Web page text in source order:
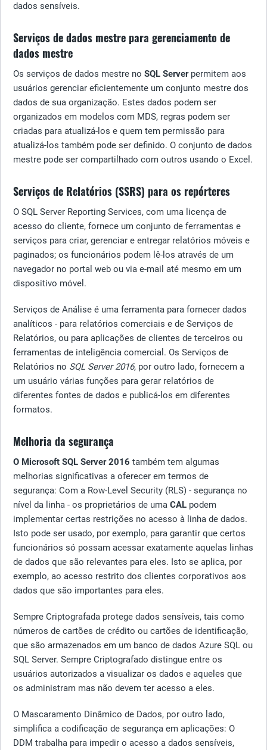
dados sensíveis.
Serviços de dados mestre para gerenciamento de
dados mestre
Os serviços de dados mestre no SQL Serverpermitem aos
usuários gerenciar eficientemente um conjunto mestre dos
dados de sua organização. Estes dados podem ser
organizados em modelos com MDS, regras podem ser
criadas para atualizá-los e quem tem permissão para
atualizá-los também pode ser definido. O conjunto de dados
mestre pode ser compartilhado com outros usando o Excel.
Serviços de Relatórios (SSRS) para os repórteres
O SQL Server Reporting Services, com uma licença de
acesso do cliente, fornece um conjunto de ferramentas e
serviços para criar, gerenciar e entregar relatórios móveis e
paginados; os funcionários podem lê-los através de um
navegador no portal web ou via e-mail até mesmo em um
dispositivo móvel.
Serviços de Análise é uma ferramenta para fornecer dados
analíticos - para relatórios comerciais e de Serviços de
Relatórios, ou para aplicações de clientes de terceiros ou
ferramentas de inteligência comercial. Os Serviços de
Relatórios no SQL Server 2016, por outro lado, fornecem a
um usuário várias funções para gerar relatórios de
diferentes fontes de dados e publicá-los em diferentes
formatos.
Melhoria da segurança
O Microsoft SQL Server 2016 também tem algumas
melhorias significativas a oferecer em termos de
segurança: Com a Row-Level Security (RLS) - segurança no
nível da linha - os proprietários de uma CAL podem
implementar certas restrições no acesso à linha de dados.
Isto pode ser usado, por exemplo, para garantir que certos
funcionários só possam acessar exatamente aquelas linhas
de dados que são relevantes para eles. Isto se aplica, por
exemplo, ao acesso restrito dos clientes corporativos aos
dados que são importantes para eles.
Sempre Criptografada protege dados sensíveis, tais como
números de cartões de crédito ou cartões de identificação,
que são armazenados em um banco de dados Azure SQL ou
SQL Server. Sempre Criptografado distingue entre os
usuários autorizados a visualizar os dados e aqueles que
os administram mas não devem ter acesso a eles.
O Mascaramento Dinâmico de Dados, por outro lado,
simplifica a codificação de segurança em aplicações: O
DDM trabalha para impedir o acesso a dados sensíveis,